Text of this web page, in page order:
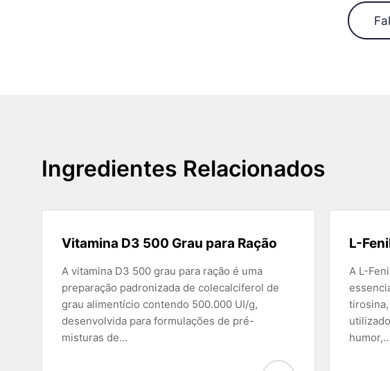
Ingredientes Relacionados
Vitamina D3 500 Grau para Ração
A vitamina D3 500 grau para ração é uma
preparação padronizada de colecalciferol de
grau alimentício contendo 500.000 UI/g,
desenvolvida para formulações de pré-
misturas de…
L-
A L-
humor,…